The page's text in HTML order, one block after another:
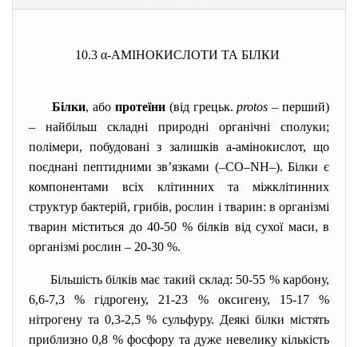
10.3 α-АМІНОКИСЛОТИ ТА БІЛКИ
Білки, або протеїни(від грецьк.protos – перший)
– найбільш складні природні органічні сполуки;
полімери, побудовані з залишків a-амінокислот, що
поєднані пептидними зв’язками (–CO–NH–). Білки є
компонентами всіх клітинних та міжклітинних
структур бактерій, грибів, рослин і тварин: в організмі
тварин міститься до 40-50 % білків від сухої маси, в
організмі рослин – 20-30 %.
Більшість білків має такий склад: 50-55 % карбону,
6,6-7,3 % гідрогену, 21-23 % оксигену, 15-17 %
нітрогену та 0,3-2,5 % сульфуру. Деякі білки містять
приблизно 0,8 % фосфору та дуже невелику кількість